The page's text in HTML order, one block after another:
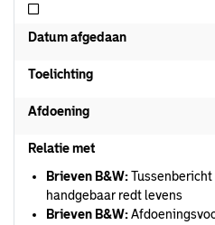
Niet afgedaan
Datum afgedaan
Toelichting
Afdoening
Relatie met
Brieven B&W:
handgebaar redt levens
Brieven B&W: